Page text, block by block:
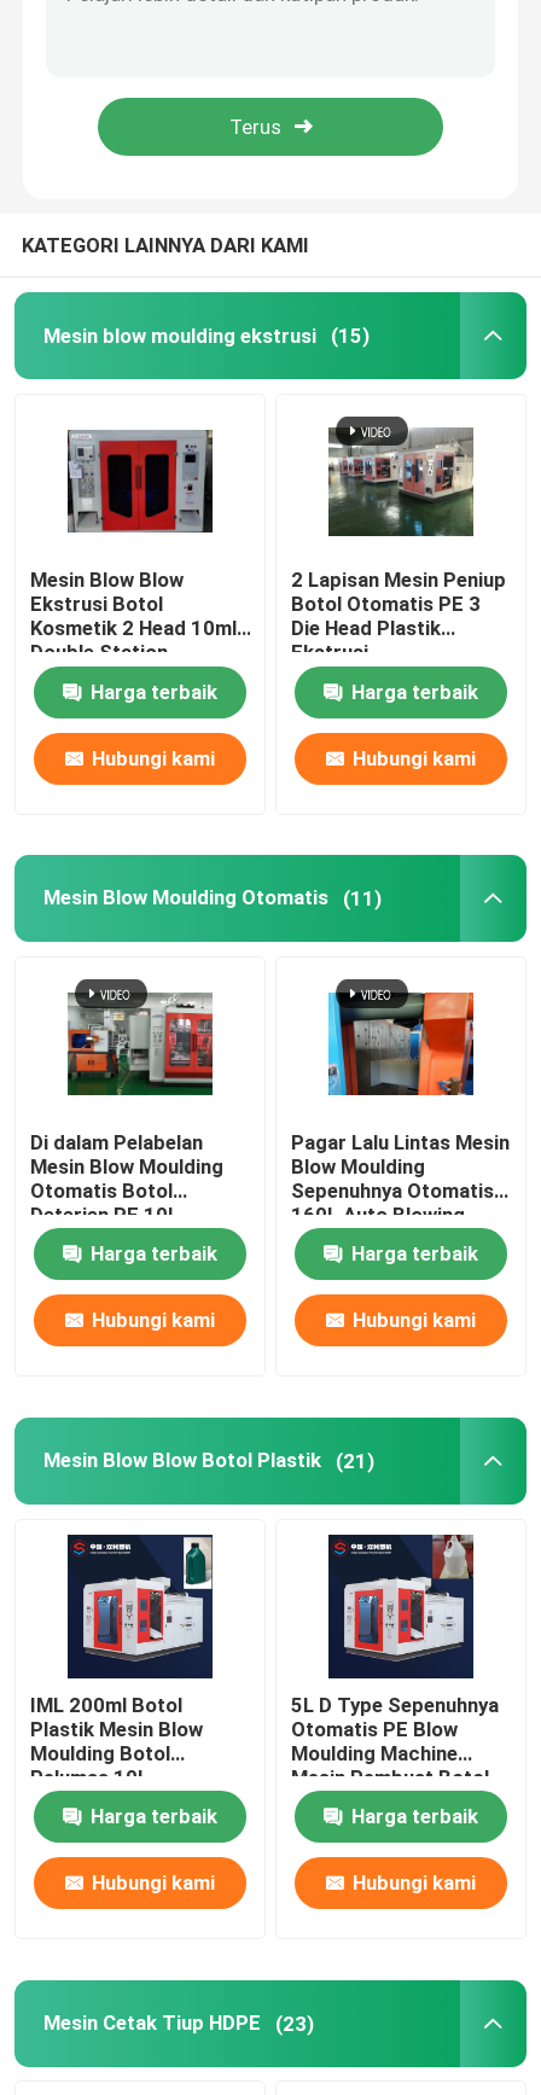
Mesin Cetak Pukulan PP
Cetakan Pukulan Ekstrusi Berkelanjutan
Mesin Blow Moulding Stasiun Ganda
Mesin Bantu Plastik
Cetakan Cetakan Tiup
Mesin Blow Molding Sepenuhnya Listrik
KATEGORI LAINNYA DARI KAMI
Mesin blow moulding ekstrusi (15)
Mesin Blow Blow
Ekstrusi Botol
Kosmetik 2 Head 10ml
Double Station
Harga terbaik
Hubungi kami
2 Lapisan Mesin Peniup
Botol Otomatis PE 3
Die Head Plastik
Ekstrusi
Harga terbaik
Hubungi kami
Mesin Blow Moulding Otomatis (11)
Di dalam Pelabelan
Mesin Blow Moulding
Otomatis Botol
Deterjen PE 10L
Harga terbaik
Hubungi kami
Pagar Lalu Lintas Mesin
Blow Moulding
Sepenuhnya Otomatis
160L Auto Blowing
Machine
Harga terbaik
Hubungi kami
Mesin Blow Blow Botol Plastik (21)
IML 200ml Botol
Plastik Mesin Blow
Moulding Botol
Pelumas 10l
Harga terbaik
Hubungi kami
5L D Type Sepenuhnya
Otomatis PE Blow
Moulding Machine
Mesin Pembuat Botol
Hidrolik
Harga terbaik
Hubungi kami
Mesin Cetak Tiup HDPE (23)